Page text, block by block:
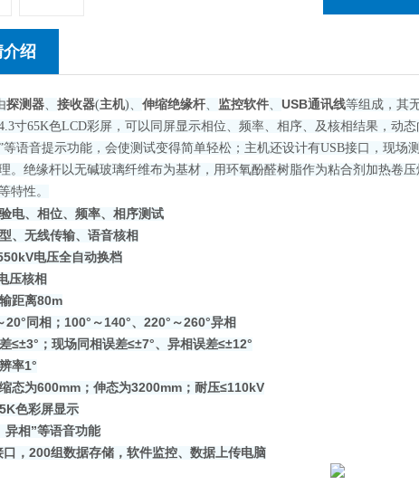
绍
探测器、 接收器(主机)、 伸缩绝缘杆、 监控软件、 USB通讯线等组成，其
寸65K色LCD彩屏，可以同屏显示相位、频率、相序、及核相结果， 动态
等语音提示功能，会使测试变得简单轻松；主机还设计有USB接口，现
。绝缘杆以无碱玻璃纤维布为基材， 用环氧酚醛树脂作为粘合剂加热卷
特性。
电、相位、频率、相序测试
、无线传输、语音核相
电压全自动换档
压核相
距离80m
20°同相；100°～140°、220°～260°异相
≤±3°；现场同相误差≤±7°、异相误差≤±12°
率1°
态为600mm；伸态为3200mm；耐压≤110kV
色彩屏显示
异相”等语音功能
口，200组数据存储，软件监控、数据上传电脑